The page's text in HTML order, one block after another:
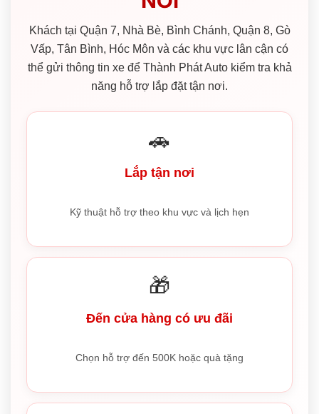
Khách tại Quận 7, Nhà Bè, Bình Chánh, Quận 8, Gò
Vấp, Tân Bình, Hóc Môn và các khu vực lân cận có
thể gửi thông tin xe để Thành Phát Auto kiểm tra khả
năng hỗ trợ lắp đặt tận nơi.
🚗
Lắp tận nơi
Kỹ thuật hỗ trợ theo khu vực và lịch hẹn
🎁
Đến cửa hàng có ưu đãi
Chọn hỗ trợ đến 500K hoặc quà tặng